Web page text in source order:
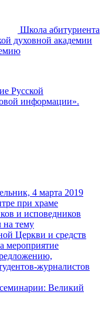
Школа абитуриента
духовной академии
Русской
информации».
4 марта 2019
при храме
и исповедников
на тему
Церкви и средств
мероприятие
журналистов
Великий